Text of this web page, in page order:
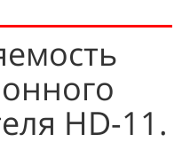
HD-11.